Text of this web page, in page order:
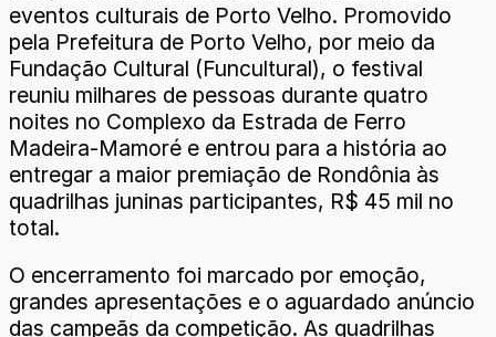
eventos culturais de Porto Velho. Promovido
pela Prefeitura de Porto Velho, por meio da
Fundação Cultural (Funcultural), o festival
reuniu milhares de pessoas durante quatro
noites no Complexo da Estrada de Ferro
Madeira-Mamoré e entrou para a história ao
entregar a maior premiação de Rondônia às
quadrilhas juninas participantes, R$ 45 mil no
total.
O encerramento foi marcado por emoção,
grandes apresentações e o aguardado anúncio
das campeãs da competição. As quadrilhas